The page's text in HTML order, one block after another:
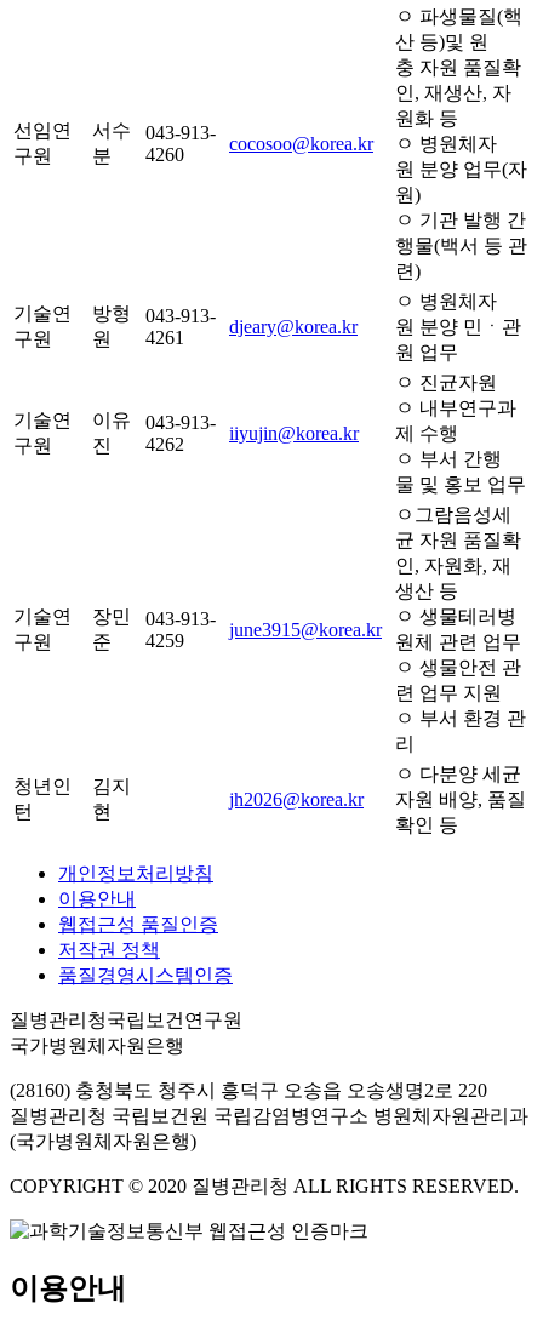
선임연
구원
서수
분
043-913-
4260
cocosoo@korea.kr
ㅇ 파생물질(핵
산 등)및 원
충 자원 품질확
인, 재생산, 자
원화 등
ㅇ 병원체자
원 분양 업무(자
원)
ㅇ 기관 발행 간
행물(백서 등 관
련)
기술연
구원
방형
원
043-913-
4261
djeary@korea.kr
ㅇ 병원체자
원 분양 민ㆍ관
원 업무
기술연
구원
이유
진
043-913-
4262
iiyujin@korea.kr
ㅇ 진균자원
ㅇ 내부연구과
제 수행
ㅇ 부서 간행
물 및 홍보 업무
기술연
구원
장민
준
043-913-
4259
june3915@korea.kr
ㅇ그람음성세
균 자원 품질확
인, 자원화, 재
생산 등
ㅇ 생물테러병
원체 관련 업무
ㅇ 생물안전 관
련 업무 지원
ㅇ 부서 환경 관
리
청년인
턴
김지
현
jh2026@korea.kr
ㅇ 다분양 세균
자원 배양, 품질
확인 등
개인정보처리방침
이용안내
웹접근성 품질인증
저작권 정책
품질경영시스템인증
질병관리청국립보건연구원
국가병원체자원은행
(28160) 충청북도 청주시 흥덕구 오송읍 오송생명2로 220
질병관리청 국립보건원 국립감염병연구소 병원체자원관리과
(국가병원체자원은행)
COPYRIGHT © 2020 질병관리청 ALL RIGHTS RESERVED.
이용안내